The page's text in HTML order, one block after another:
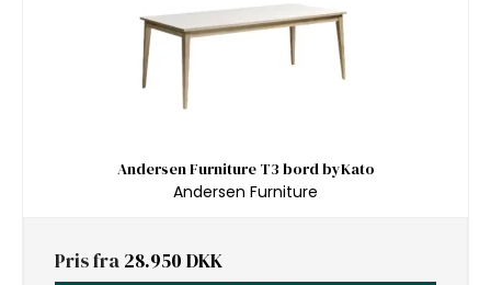
Andersen Furniture T3 bord byKato
Andersen Furniture
Pris fra 28.950 DKK